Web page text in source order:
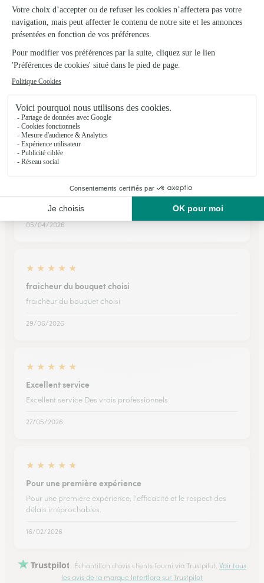
Voir la boutique
Passavant
★ ★ ★ ★
Les services sont au top! Livraison toujours respectée à la
05/04/2026
★ ★ ★ ★ ★
fraicheur du bouquet choisi
fraicheur du bouquet choisi
29/06/2026
★ ★ ★ ★ ★
Excellent service
Excellent service Des vrais professionnels
27/05/2026
★ ★ ★ ★ ★
Pour une première expérience
Pour une première expérience, l'efficacité et le respect des
délais irréprochables.
16/02/2026
Trustpilot Échantillon d'avis clients fourni via Trustpilot. Voir tous
les avis de la marque Interflora sur Trustpilot